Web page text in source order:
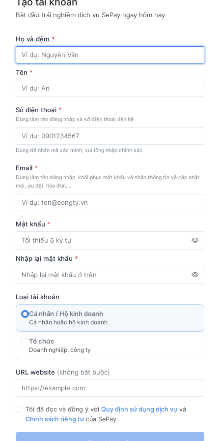
Bắt đầu trải nghiệm dịch vụ SePay ngay hôm nay
Họ và đệm *
Tên *
Số điện thoại *
Dùng làm tên đăng nhập và số điện thoại liên hệ
Dùng để nhận mã xác minh, vui lòng nhập chính xác.
Email *
Dùng làm tên đăng nhập, khôi phục mật khẩu và nhận thông tin về cập nhật
mới, ưu đãi, hóa đơn...
Mật khẩu *
Nhập lại mật khẩu *
Loại tài khoản
Cá nhân / Hộ kinh doanh
Cá nhân hoặc hộ kinh doanh
Tổ chức
Doanh nghiệp, công ty
Tên công ty / tổ chức*
Tên viết tắt* Mã số thuế*
URL website (không bắt buộc)
Tôi đã đọc và đồng ý với Quy định sử dụng dịch vụ và
Chính sách riêng tưcủa SePay.